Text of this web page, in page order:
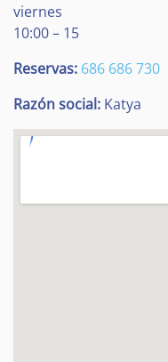
viernes
10:00 – 15
Reservas: 686 686 730
Razón social: Katya